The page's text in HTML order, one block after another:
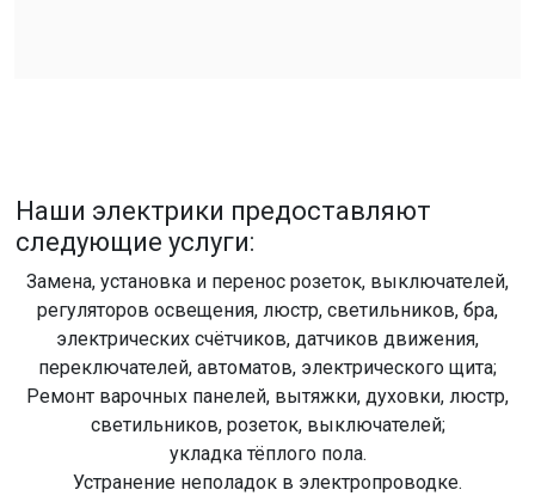
Наши электрики предоставляют
следующие услуги:
Замена, установка и перенос розеток, выключателей,
регуляторов освещения, люстр, светильников, бра,
электрических счётчиков, датчиков движения,
переключателей, автоматов, электрического щита;
Ремонт варочных панелей, вытяжки, духовки, люстр,
светильников, розеток, выключателей;
укладка тёплого пола.
Устранение неполадок в электропроводке.